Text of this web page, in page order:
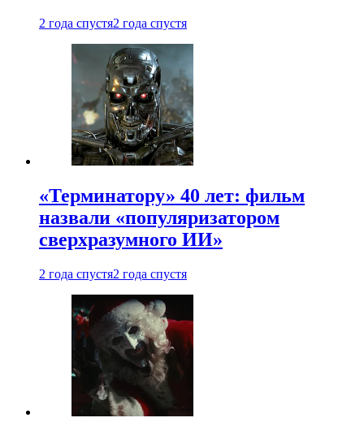
2 года спустя2 года спустя
«Терминатору» 40 лет: фильм
назвали «популяризатором
сверхразумного ИИ»
2 года спустя2 года спустя